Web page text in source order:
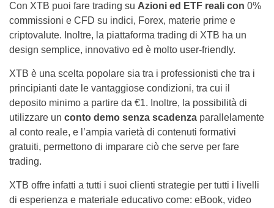
Con XTB puoi fare trading su Azioni ed ETF reali con 0%
commissioni e CFD su indici, Forex, materie prime e
criptovalute. Inoltre, la piattaforma trading di XTB ha un
design semplice, innovativo ed è molto user-friendly.
XTB è una scelta popolare sia tra i professionisti che tra i
principianti date le vantaggiose condizioni, tra cui il
deposito minimo a partire da €1. Inoltre, la possibilità di
utilizzare un conto demo senza scadenza parallelamente
al conto reale, e l’ampia varietà di contenuti formativi
gratuiti, permettono di imparare ciò che serve per fare
trading.
XTB offre infatti a tutti i suoi clienti strategie per tutti i livelli
di esperienza e materiale educativo come: eBook, video